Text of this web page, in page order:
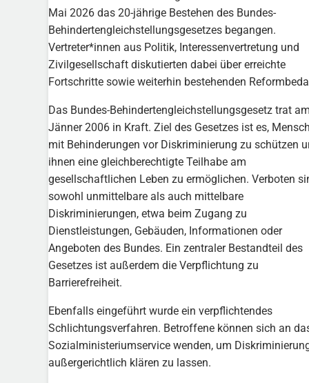
Mai 2026 das 20-jährige Bestehen des Bundes-
Behindertengleichstellungsgesetzes begangen.
Vertreter*innen aus Politik, Interessenvertretung und
Zivilgesellschaft diskutierten dabei über erreichte
Fortschritte sowie weiterhin bestehenden
Das Bundes-Behindertengleichstellungsgesetz trat
Jänner 2006 in Kraft. Ziel des Gesetzes ist es,
mit Behinderungen vor Diskriminierung zu schützen
ihnen eine gleichberechtigte Teilhabe am
gesellschaftlichen Leben zu ermöglichen. Verboten
sowohl unmittelbare als auch mittelbare
Diskriminierungen, etwa beim Zugang zu
Dienstleistungen, Gebäuden, Informationen oder
Angeboten des Bundes. Ein zentraler Bestandteil des
Gesetzes ist außerdem die Verpflichtung zu
Barrierefreiheit.
Ebenfalls eingeführt wurde ein verpflichtendes
Schlichtungsverfahren. Betroffene können sich an
Sozialministeriumservice wenden, um
außergerichtlich klären zu lassen.